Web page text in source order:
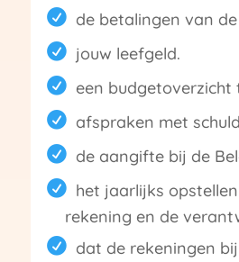
de betalingen van
jouw leefgeld.
een budgetoverzicht
afspraken met
de aangifte bij de
het jaarlijks
rekening en de
dat de rekeningen